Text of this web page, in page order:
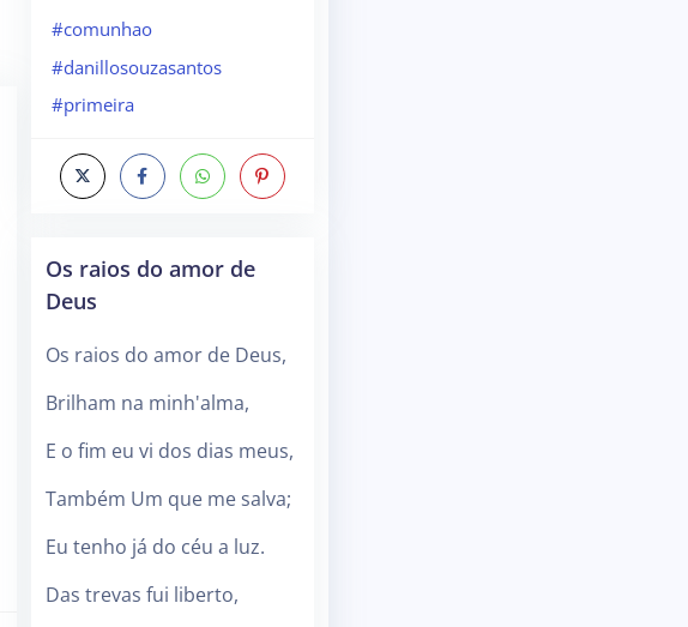
#comunhao
#danillosouzasantos
#primeira
Os raios do amor de
Deus
Os raios do amor de Deus,
Brilham na minh'alma,
E o fim eu vi dos dias meus,
Também Um que me salva;
Eu tenho já do céu a luz.
Das trevas fui liberto,